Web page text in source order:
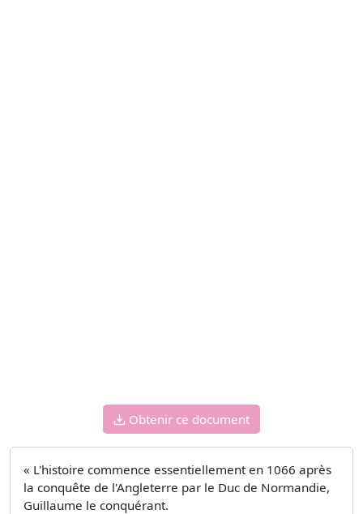
Obtenir ce document
« L'histoire commence essentiellement en 1066 après
la conquête de l'Angleterre par le Duc de Normandie,
Guillaume le conquérant.